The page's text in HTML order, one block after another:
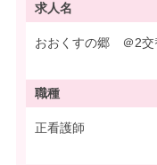
求人名
おおくすの郷 ＠2交
職種
正看護師